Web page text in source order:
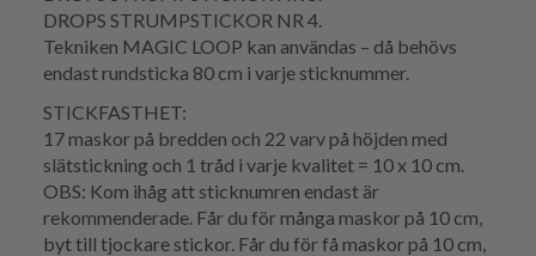
DROPS STRUMPSTICKOR NR 4.
Tekniken MAGIC LOOP kan användas – då behövs
endast rundsticka 80 cm i varje sticknummer.
STICKFASTHET:
17 maskor på bredden och 22 varv på höjden med
slätstickning och 1 tråd i varje kvalitet = 10 x 10 cm.
OBS: Kom ihåg att sticknumren endast är
rekommenderade. Får du för många maskor på 10 cm,
byt till tjockare stickor. Får du för få maskor på 10 cm,